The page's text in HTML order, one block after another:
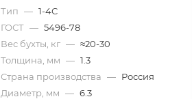
Тип — 1-4С
ГОСТ — 5496-78
Вес бухты, кг — ≈20-30
Толщина, мм — 1.3
Страна производства — Россия
Диаметр, мм — 6.3